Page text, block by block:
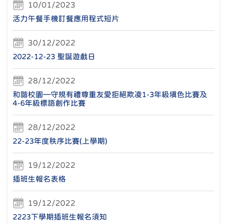
10/01/2023
活力午餐手機訂餐應用程式短片
30/12/2022
2022-12-23 聖誕遊戲日
28/12/2022
和諧校園—守規有禮尊重友愛拒絕欺凌1-3年級填色比賽及
4-6年級標語創作比賽
28/12/2022
22-23年度秩序比賽(上學期)
19/12/2022
插班生報名表格
19/12/2022
2223下學期插班生報名須知